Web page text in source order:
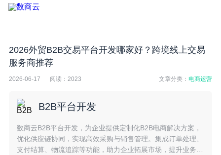
2026外贸B2B交易平台开发哪家好？跨境线上交易
服务商推荐
2026-06-17 阅读： 2023 文章分类：电商运营
B2B平台开发
数商云B2B平台开发，为企业提供定制化B2B电商解决方案，
优化供应链协同，实现高效采购与销售管理。集成订单处理、
支付结算、物流追踪等功能，助力企业拓展市场，提升业务效